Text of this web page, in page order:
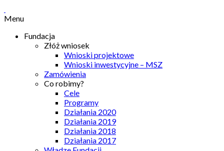
Menu
Fundacja
Złóż wniosek
Wnioski projektowe
Wnioski inwestycyjne – MSZ
Zamówienia
Co robimy?
Cele
Programy
Działania 2020
Działania 2019
Działania 2018
Działania 2017